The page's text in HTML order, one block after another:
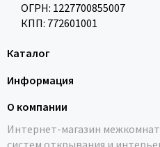
ОГРН: 1227700855007
КПП: 772601001
Каталог
Информация
О компании
Интернет-магазин
систем открывания и